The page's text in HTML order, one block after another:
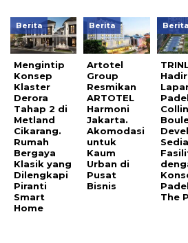
Berita
Mengintip
Konsep
Klaster
Derora
Tahap 2 di
Metland
Cikarang.
Rumah
Bergaya
Klasik yang
Dilengkapi
Piranti
Smart
Home
Berita
Artotel
Group
Resmikan
ARTOTEL
Harmoni
Jakarta.
Akomodasi
untuk
Kaum
Urban di
Pusat
Bisnis
Berita
The